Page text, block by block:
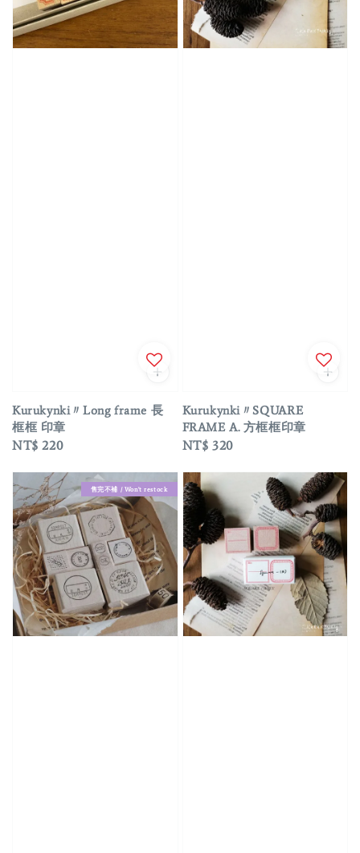
Kurukynki〃Long frame 長
框框 印章
Regular
NT$ 220
Kurukynki〃SQUARE
FRAME A. 方框框印章
Regular
NT$ 320
售完不補 / Won't restock